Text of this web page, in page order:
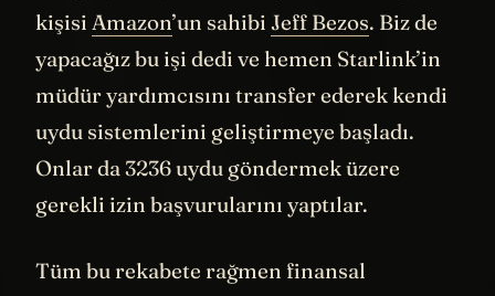
ortaya çıktı. Şu anda dünyanın en zengin
kişisiAmazon’un sahibiJeff Bezos. Biz de
yapacağız bu işi dedi ve hemen Starlink’in
müdür yardımcısını transfer ederek kendi
uydu sistemlerini geliştirmeye başladı.
Onlar da 3236 uydu göndermek üzere